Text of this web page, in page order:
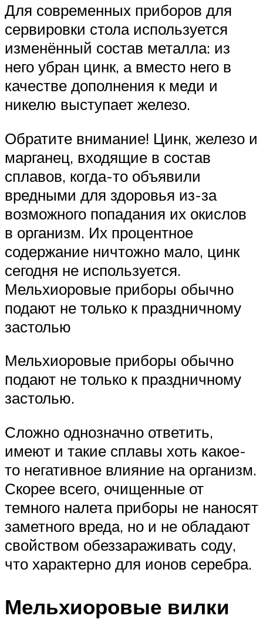
Для современных приборов для
сервировки стола используется
изменённый состав металла: из
него убран цинк, а вместо него в
качестве дополнения к меди и
никелю выступает железо.
Обратите внимание! Цинк, железо и
марганец, входящие в состав
сплавов, когда-то объявили
вредными для здоровья из-за
возможного попадания их окислов
в организм. Их процентное
содержание ничтожно мало, цинк
сегодня не используется.
Мельхиоровые приборы обычно
подают не только к праздничному
застолью
Мельхиоровые приборы обычно
подают не только к праздничному
застолью.
Сложно однозначно ответить,
имеют и такие сплавы хоть какое-
то негативное влияние на организм.
Скорее всего, очищенные от
темного налета приборы не наносят
заметного вреда, но и не обладают
свойством обеззараживать соду,
что характерно для ионов серебра.
Мельхиоровые вилки